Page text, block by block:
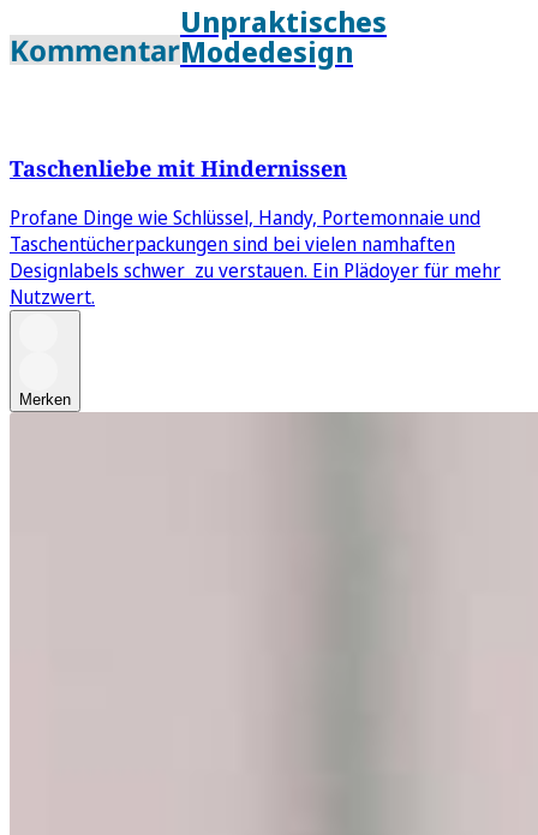
Kommentar
Unpraktisches
Modedesign
Taschenliebe mit Hindernissen
Profane Dinge wie Schlüssel, Handy, Portemonnaie und
Taschentücherpackungen sind bei vielen namhaften
Designlabels schwer zu verstauen. Ein Plädoyer für mehr
Nutzwert.
Merken